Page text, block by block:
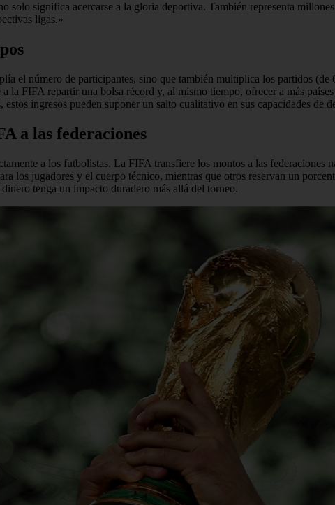
solo significa acercarse a la gloria deportiva. También representa
ligas.»
el número de participantes, sino que también multiplica los partidos
la FIFA repartir una bolsa récord y, al mismo tiempo, ofrecer a más
estos ingresos pueden suponer un salto cualitativo en sus capacidades de
a las federaciones
a los futbolistas. La FIFA transfiere los montos a las federaciones
los jugadores y el cuerpo técnico, mientras que otros reservan un
tenga un impacto duradero más allá del torneo.